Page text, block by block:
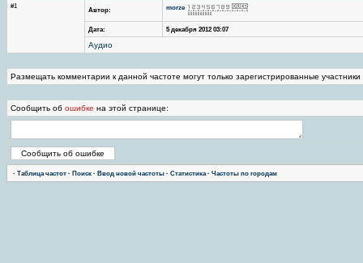
#1 Автор: morze
Дата: 5 декабря 2012 03:07
Аудио
Размещать комментарии к данной частоте могут только зарегистрированные
Сообщить об ошибке на этой странице:
· Таблица частот · Поиск · Ввод новой частоты · Статистика· Частоты по городам